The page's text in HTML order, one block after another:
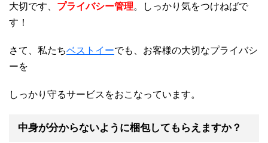
大切です、 プライバシー管理。しっかり気をつけねばで
す！
さて、私たちベストイーでも、お客様の大切なプライバシ
ーを
しっかり守るサービスをおこなっています。
中身が分からないように梱包してもらえますか？